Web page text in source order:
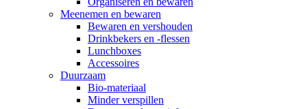
Meenemen en bewaren
Bewaren en vershouden
Drinkbekers en -flessen
Lunchboxes
Accessoires
Duurzaam
Bio-materiaal
Minder verspillen